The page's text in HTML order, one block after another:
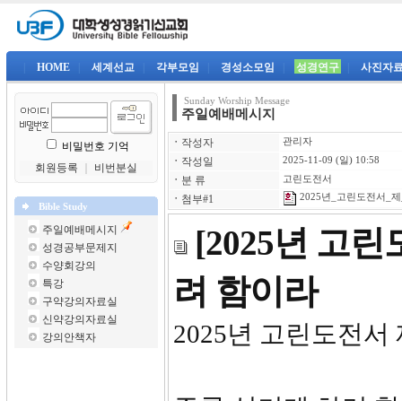
HOME 세계선교 각부모임 경성소모임 성경연구 사진자
비밀번호 기억
회원등록
비번분실
Bible Study
주일예배메시지
성경공부문제지
수양회강의
특강
구약강의자료실
신약강의자료실
강의안책자
Sunday Worship Message
주일예배메시지
ㆍ 작성자 관리자
ㆍ 작성일 2025-11-09 (일) 10:58
ㆍ 분 류 고린도전서
ㆍ 첨부#1 2025년_고린도전서_
[2025년 고린
려 함이라
2025년 고린도전서